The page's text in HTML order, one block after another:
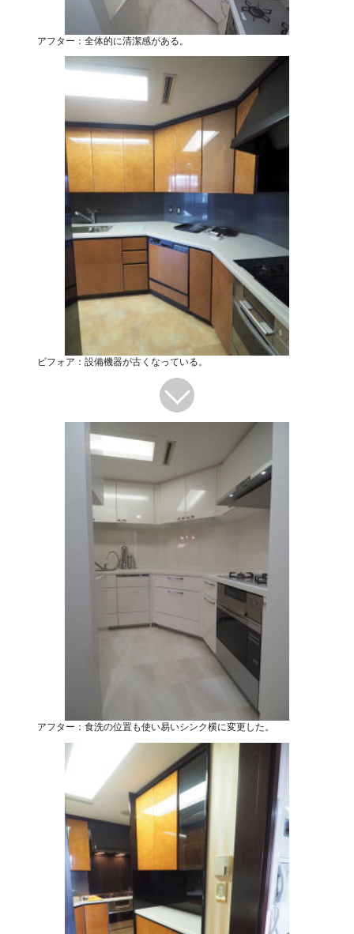
アフター：全体的に清潔感がある。
ビフォア：設備機器が古くなっている。
アフター：食洗の位置も使い易いシンク横に変更した。